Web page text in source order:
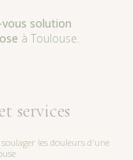
solution
à Toulouse.
services
les douleurs d'une